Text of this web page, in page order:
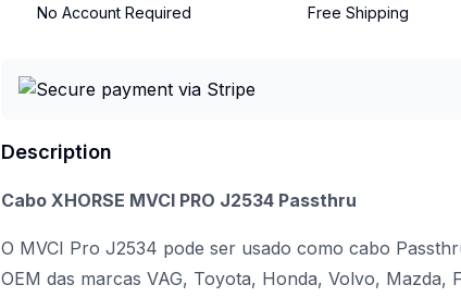
No Account Required Free Shipping
Description
Cabo XHORSE MVCI PRO J2534 Passthru
O MVCI Pro J2534 pode ser usado como cabo
OEM das marcas VAG, Toyota, Honda, Volvo, Mazda,